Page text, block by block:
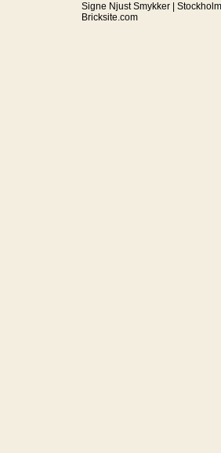
Signe Njust Smykker |
Bricksite.com